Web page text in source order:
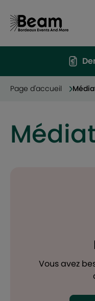
Page d'accueil
Vous avez